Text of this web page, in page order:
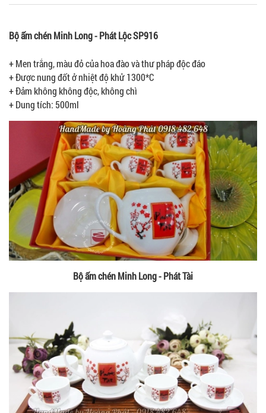
Bộ ấm chén Minh Long - Phát Lộc SP916
+ Men trắng, màu đỏ của hoa đào và thư pháp độc đáo
+ Được nung đốt ở nhiệt độ khử 1300*C
+ Đảm không không độc, không chì
+ Dung tích: 500ml
Bộ ấm chén Minh Long - Phát Tài